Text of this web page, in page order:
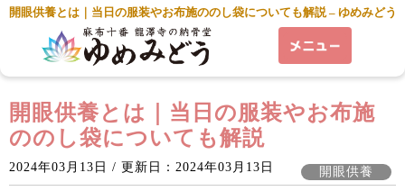
開眼供養とは｜当日の服装やお布施ののし袋についても解説 – ゆめみどう
開眼供養とは｜当日の服装やお布施
ののし袋についても解説
2024年03月13日 / 更新日：2024年03月13日 開眼供養